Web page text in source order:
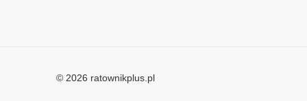
© 2026 ratownikplus.pl